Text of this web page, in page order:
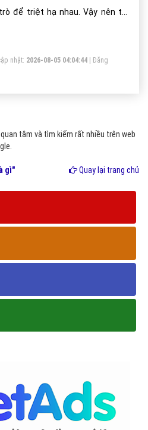
để triệt hạ nhau. Vậy nên tư
nhật: 2026-08-05 04:04:44
Đăng
tâm và tìm kiếm rất nhiều trên web
gì" Quay lại trang chủ